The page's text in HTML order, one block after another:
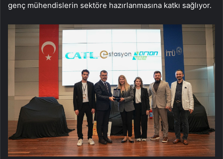
genç mühendislerin sektöre hazırlanmasına katkı sağlıyor.